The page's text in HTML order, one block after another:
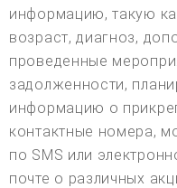
информацию, такую
возраст, диагноз,
проведенные
задолженности,
информацию о
контактные номера,
по SMS или
почте о различных